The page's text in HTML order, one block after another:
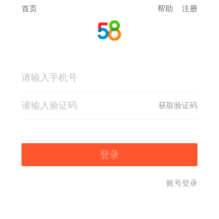
首页 帮助 注册
获取验证码
登录
账号登录